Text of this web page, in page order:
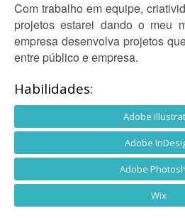
Com trabalho em equipe,
projetos estarei dando o meu
empresa desenvolva projetos
entre público e empresa.
Habilidades:
Adobe
Adobe
Adobe
Wix